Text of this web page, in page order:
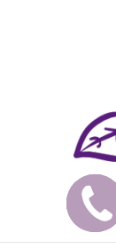
Замовити
дзвінок